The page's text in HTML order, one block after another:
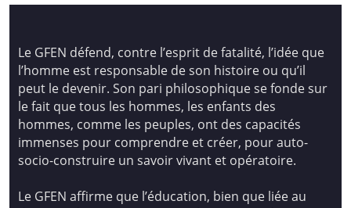
Le GFEN défend, contre l’esprit de fatalité, l’idée que
l’homme est responsable de son histoire ou qu’il
peut le devenir. Son pari philosophique se fonde sur
le fait que tous les hommes, les enfants des
hommes, comme les peuples, ont des capacités
immenses pour comprendre et créer, pour auto-
socio-construire un savoir vivant et opératoire.
Le GFEN affirme que l’éducation, bien que liée au